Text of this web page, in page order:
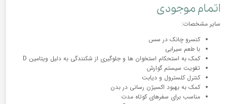
اتمام موجودی
سایر مشخصات:
کنسرو چانک در سس
با طعم سیرابی
کمک به استحکام استخوان ها و جلوگیری از شکنندگی به دلیل ویتامین D
تقویت سیستم گوارش
کنترل کلسترول و دیابت
کمک به بهبود اکسیژن رسانی در بدن
مناسب برای سفرهای کوتاه مدت